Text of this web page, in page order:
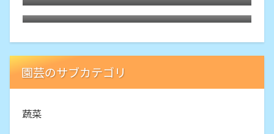
防虫用唐辛子スプレーを作る
園芸のサブカテゴリ
蔬菜